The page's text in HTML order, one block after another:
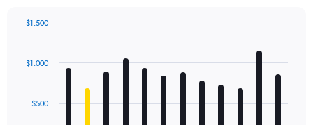
with
12
The$500
$1.000
$1.500